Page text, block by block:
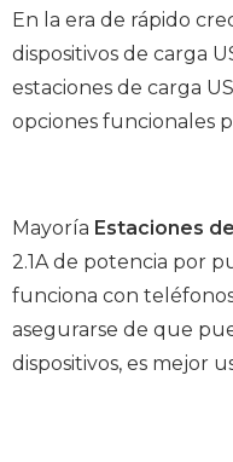
En la era de rápido
dispositivos de carga
estaciones de carga
opciones funcionales
Mayoría Estaciones
2.1A de potencia por
funciona con
asegurarse de que
dispositivos, es mejor